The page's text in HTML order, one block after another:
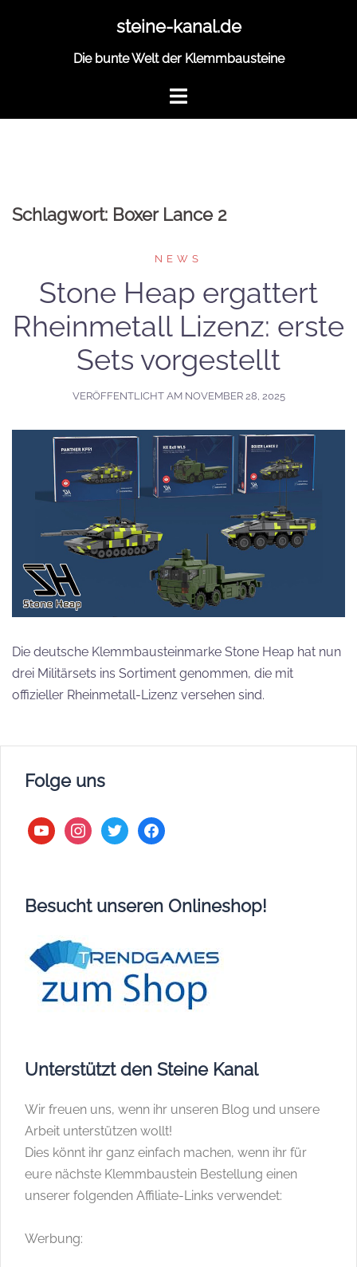
steine-kanal.de
Die bunte Welt der Klemmbausteine
Schlagwort: Boxer Lance 2
NEWS
Stone Heap ergattert
Rheinmetall Lizenz: erste
Sets vorgestellt
VERÖFFENTLICHT AM NOVEMBER 28, 2025
Die deutsche Klemmbausteinmarke Stone Heap hat nun
drei Militärsets ins Sortiment genommen, die mit
offizieller Rheinmetall-Lizenz versehen sind.
Folge uns
youtubeinstagram
twitter facebook
Besucht unseren Onlineshop!
Unterstützt den Steine Kanal
Wir freuen uns, wenn ihr unseren Blog und unsere
Arbeit unterstützen wollt!
Dies könnt ihr ganz einfach machen, wenn ihr für
eure nächste Klemmbaustein Bestellung einen
unserer folgenden Affiliate-Links verwendet:
Werbung: